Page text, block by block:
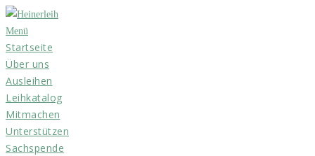
Zum
Inhalt
springen
Menü
Startseite
Über uns
Ausleihen
Leihkatalog
Mitmachen
Unterstützen
Sachspende